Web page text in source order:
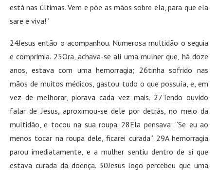
está nas últimas. Vem e põe as mãos sobre ela, para que ela
sare e viva!”
24Jesus então o acompanhou. Numerosa multidão o seguia
e comprimia. 25Ora, achava-se ali uma mulher que, há doze
anos, estava com uma hemorragia; 26tinha sofrido nas
mãos de muitos médicos, gastou tudo o que possuía, e, em
vez de melhorar, piorava cada vez mais. 27Tendo ouvido
falar de Jesus, aproximou-se dele por detrás, no meio da
multidão, e tocou na sua roupa. 28Ela pensava: “Se eu ao
menos tocar na roupa dele, ficarei curada”. 29A hemorragia
parou imediatamente, e a mulher sentiu dentro de si que
estava curada da doença. 30Jesus logo percebeu que uma